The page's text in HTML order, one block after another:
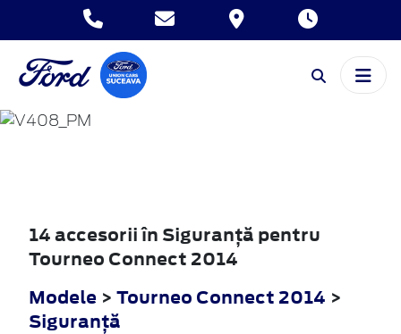
TOURNEO
CONNECT
14 accesorii în Siguranţă pentru
Tourneo Connect 2014
Modele > Tourneo Connect 2014 >
Siguranţă